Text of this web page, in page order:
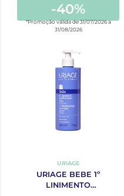
-40%
*Promoção válida de 31/07/2026 a
31/08/2026
URIAGE
URIAGE BEBE 1º
LINIMENTO